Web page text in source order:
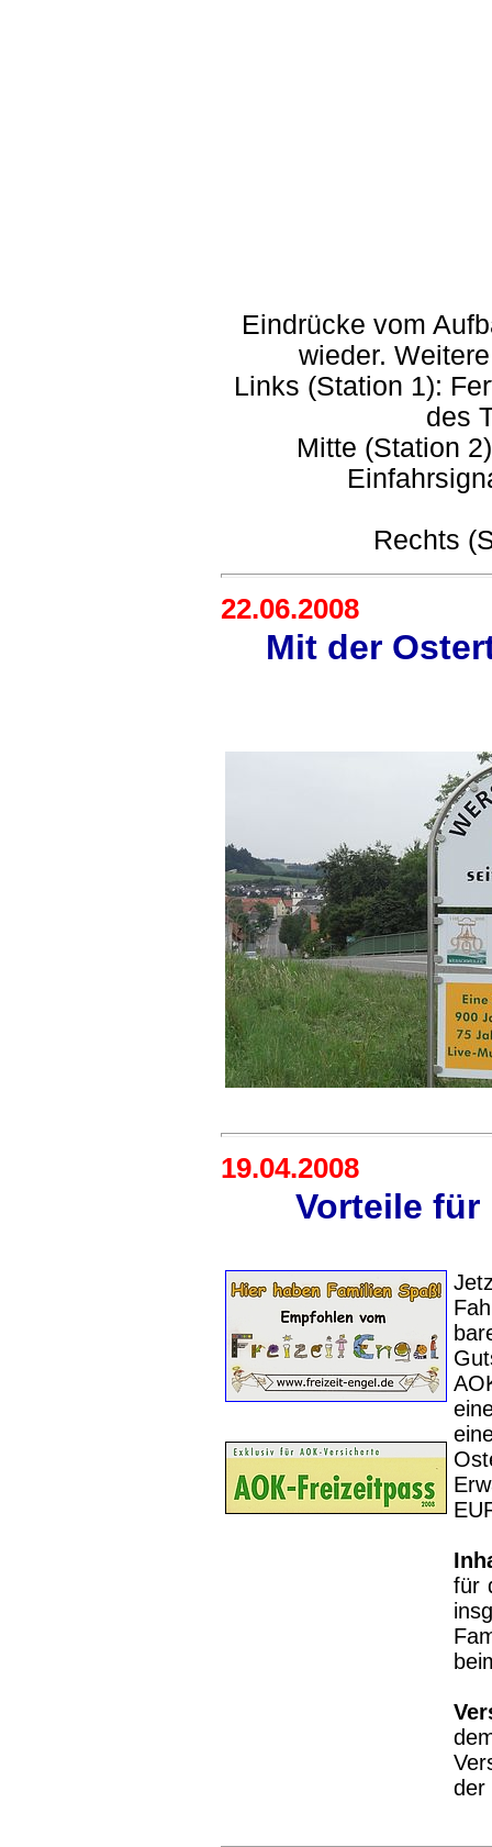
Eindrücke vom
wieder.
Links (Station 1):
des
Mitte (Station
Rechts
22.06.2008
Mit der
19.04.2008
Vorteile für
für
der